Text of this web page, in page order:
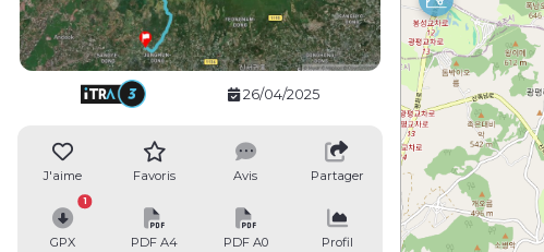
26/04/2025
J'aime Favoris Avis Partager
GPX
1
PDF A4 PDF A0 Profil